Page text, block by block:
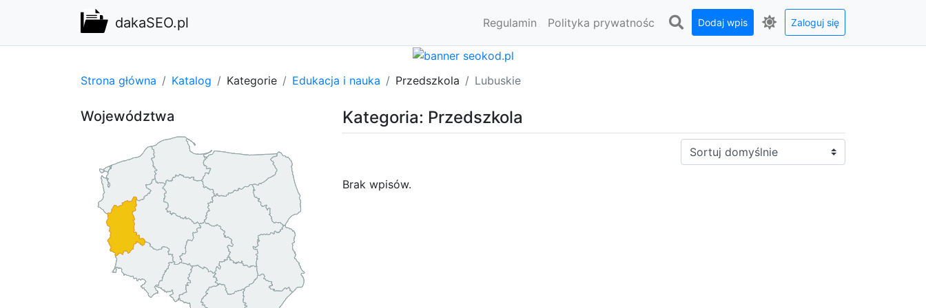
dakaSEO.pl Regulamin Polityka prywatnośc Dodaj wpis Zaloguj się
Strona główna Katalog Kategorie Edukacja i nauka Przedszkola Lubuskie
Kategoria: Przedszkola
Sortuj:
Brak wpisów.
Województwa